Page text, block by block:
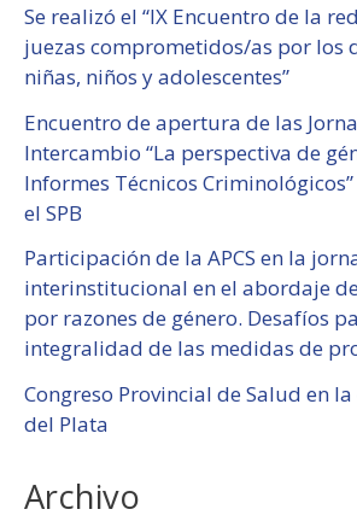
Se realizó el “IX Encuentro de la
juezas comprometidos/as por los
niñas, niños y adolescentes”
Encuentro de apertura de las
Intercambio “La perspectiva de
Informes Técnicos
el SPB
Participación de la APCS en la
interinstitucional en el abordaje
por razones de género. Desafíos
integralidad de las medidas de
Congreso Provincial de Salud en
del Plata
Archivo